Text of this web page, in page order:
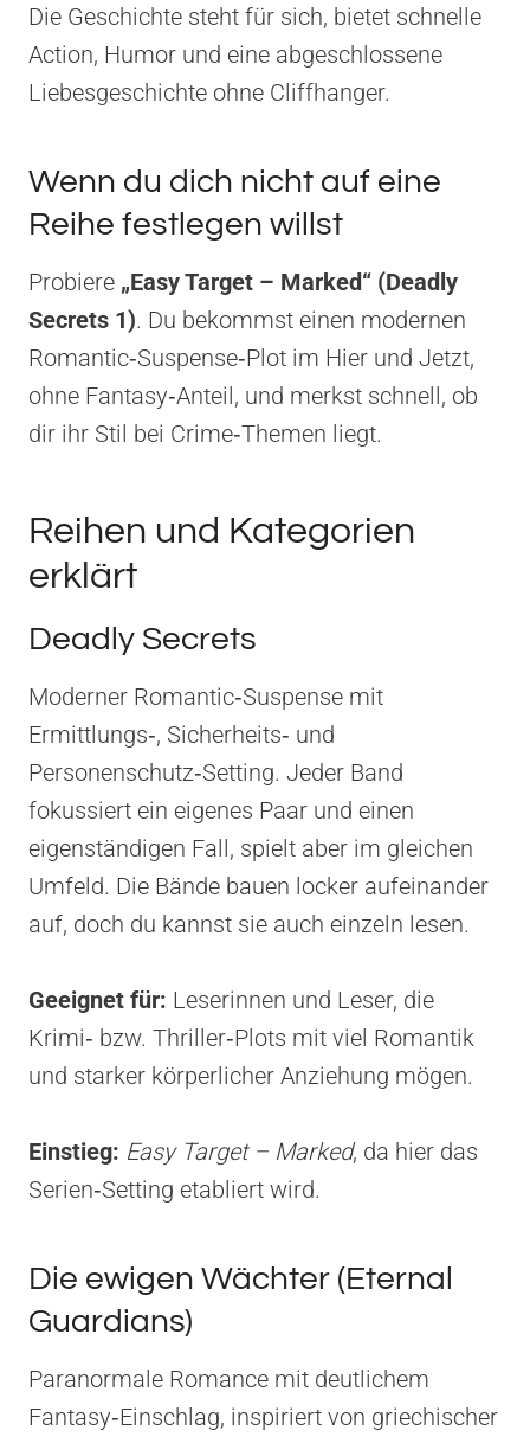
Die Geschichte steht für sich, bietet schnelle
Action, Humor und eine abgeschlossene
Liebesgeschichte ohne Cliffhanger.
Wenn du dich nicht auf eine
Reihe festlegen willst
Probiere „Easy Target – Marked“ (Deadly
Secrets 1). Du bekommst einen modernen
Romantic‑Suspense‑Plot im Hier und Jetzt,
ohne Fantasy‑Anteil, und merkst schnell, ob
dir ihr Stil bei Crime‑Themen liegt.
Reihen und Kategorien
erklärt
Deadly Secrets
Moderner Romantic‑Suspense mit
Ermittlungs‑, Sicherheits‑ und
Personenschutz‑Setting. Jeder Band
fokussiert ein eigenes Paar und einen
eigenständigen Fall, spielt aber im gleichen
Umfeld. Die Bände bauen locker aufeinander
auf, doch du kannst sie auch einzeln lesen.
Geeignet für: Leserinnen und Leser, die
Krimi‑ bzw. Thriller‑Plots mit viel Romantik
und starker körperlicher Anziehung mögen.
Einstieg: Easy Target – Marked, da hier das
Serien‑Setting etabliert wird.
Die ewigen Wächter (Eternal
Guardians)
Paranormale Romance mit deutlichem
Fantasy‑Einschlag, inspiriert von griechischer